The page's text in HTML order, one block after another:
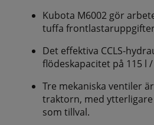
Kubota M6002 gör
tuffa
Det effektiva CCLS-
flödeskapacitet på 115 l
Tre mekaniska ventiler
traktorn, med
som tillval.